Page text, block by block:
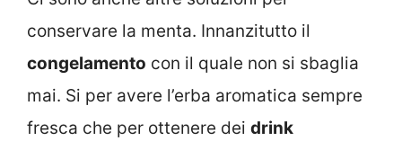
conservare la menta. Innanzitutto il
congelamento con il quale non si sbaglia
mai. Si per avere l’erba aromatica sempre
fresca che per ottenere dei drink